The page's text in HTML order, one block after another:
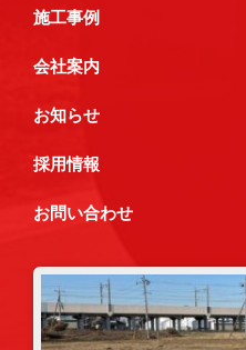
施工事例
会社案内
お知らせ
採用情報
お問い合わせ